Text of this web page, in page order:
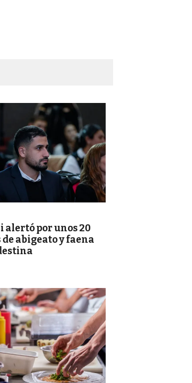
alertó por unos 20
de abigeato y faena